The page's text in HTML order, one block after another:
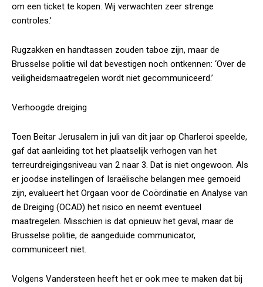
om een ticket te kopen. Wij verwachten zeer strenge
controles.’
Rugzakken en handtassen zouden taboe zijn, maar de
Brusselse politie wil dat bevestigen noch ontkennen: ‘Over de
veiligheidsmaatregelen wordt niet gecommuniceerd.’
Verhoogde dreiging
Toen Beitar Jerusalem in juli van dit jaar op Charleroi speelde,
gaf dat aanleiding tot het plaatselijk verhogen van het
terreurdreigingsniveau van 2 naar 3. Dat is niet ongewoon. Als
er joodse instellingen of Israëlische belangen mee gemoeid
zijn, evalueert het Orgaan voor de Coördinatie en Analyse van
de Dreiging (OCAD) het risico en neemt eventueel
maatregelen. Misschien is dat opnieuw het geval, maar de
Brusselse politie, de aangeduide communicator,
communiceert niet.
Volgens Vandersteen heeft het er ook mee te maken dat bij